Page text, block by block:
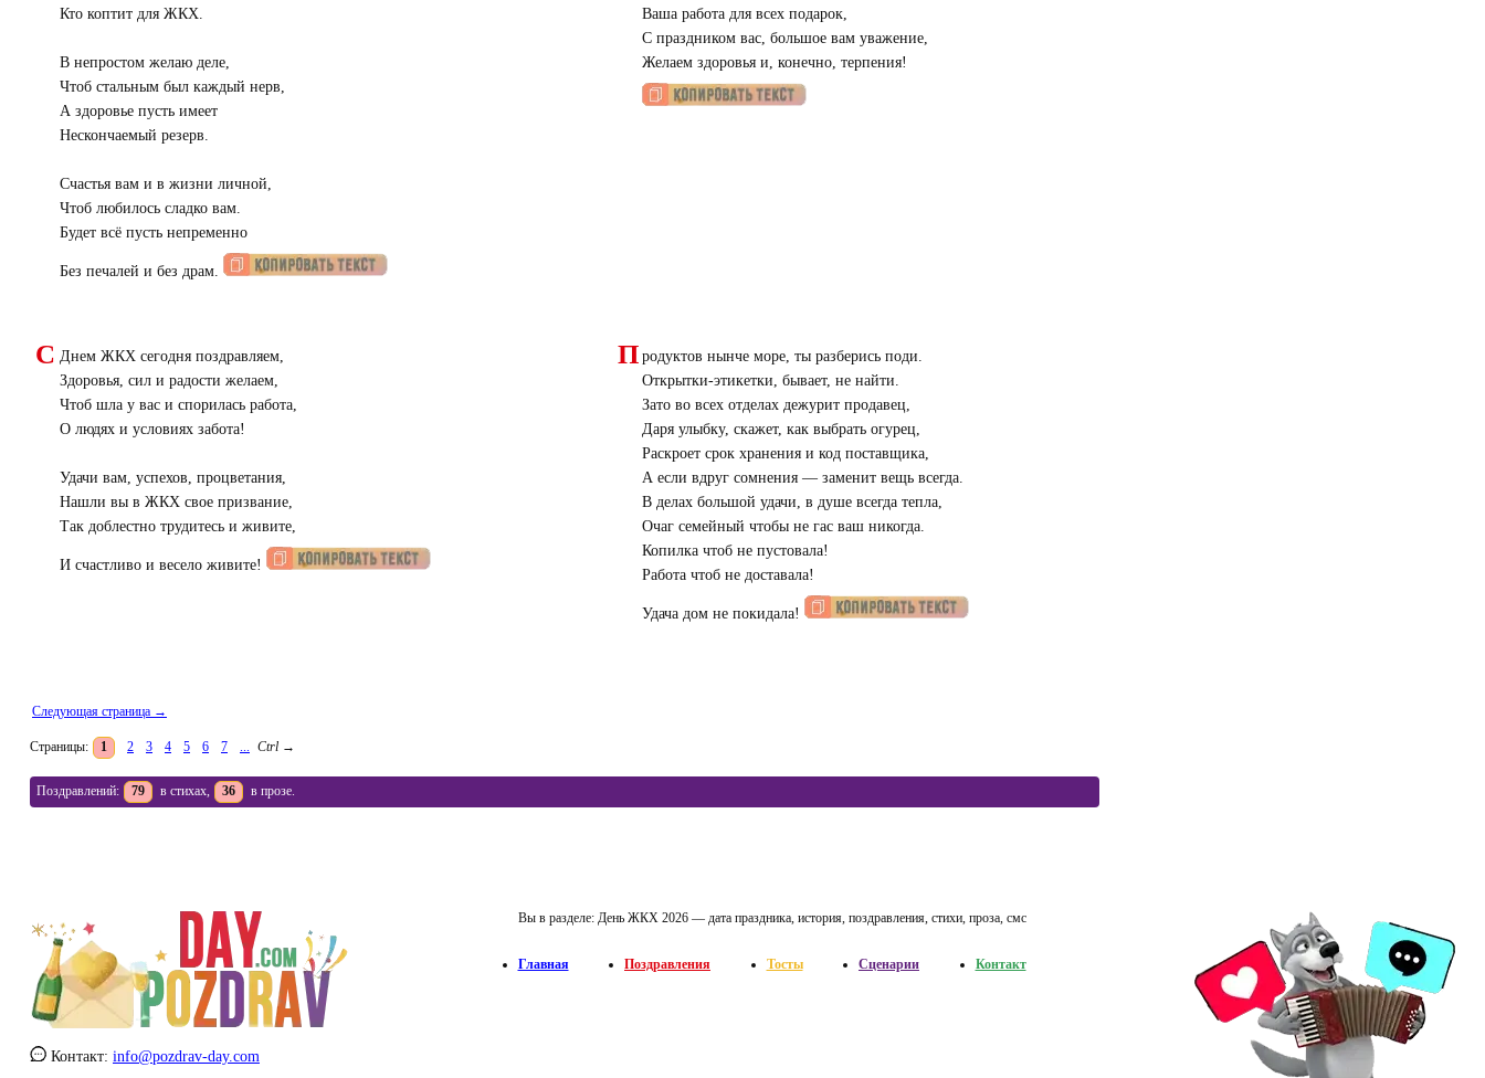
Кто коптит для ЖКХ.
В непростом желаю деле,
Чтоб стальным был каждый нерв,
А здоровье пусть имеет
Нескончаемый резерв.
Счастья вам и в жизни личной,
Чтоб любилось сладко вам.
Будет всё пусть непременно
Без печалей и без драм.
Ваша работа для всех подарок,
С праздником вас, большое вам уважение,
Желаем здоровья и, конечно, терпения!
С Днем ЖКХ сегодня поздравляем,
Здоровья, сил и радости желаем,
Чтоб шла у вас и спорилась работа,
О людях и условиях забота!
Удачи вам, успехов, процветания,
Нашли вы в ЖКХ свое призвание,
Так доблестно трудитесь и живите,
И счастливо и весело живите!
П родуктов нынче море, ты разберись поди.
Открытки-этикетки, бывает, не найти.
Зато во всех отделах дежурит продавец,
Даря улыбку, скажет, как выбрать огурец,
Раскроет срок хранения и код поставщика,
А если вдруг сомнения — заменит вещь всегда.
В делах большой удачи, в душе всегда тепла,
Очаг семейный чтобы не гас ваш никогда.
Копилка чтоб не пустовала!
Работа чтоб не доставала!
Удача дом не покидала!
Следующая страница →
Страницы: 1 2 3 4 5 6 7 ... Ctrl →
Поздравлений: 79 в стихах, 36 в прозе.
Контакт: info@pozdrav-day.com
Вы в разделе: День ЖКХ 2026 — дата праздника, история, поздравления, стихи, проза, смс
Главная Поздравления Тосты Сценарии Контакт